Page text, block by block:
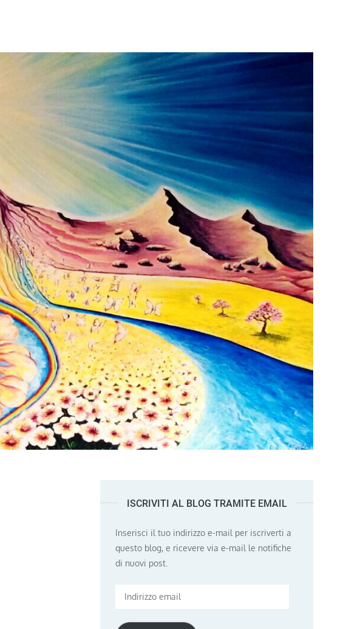
ISCRIVITI AL BLOG TRAMITE EMAIL
Inserisci il tuo indirizzo e-mail per iscriverti a
questo blog, e ricevere via e-mail le notifiche
di nuovi post.
Indirizzo